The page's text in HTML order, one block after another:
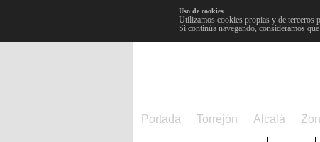
Uso de cookies
Utilizamos cookies propias y de terceros
Si continúa navegando, consideramos
Portada Torrejón Alcalá